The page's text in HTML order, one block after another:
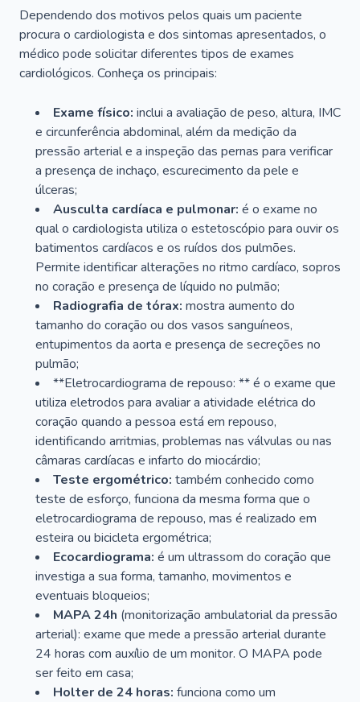
Dependendo dos motivos pelos quais um paciente
procura o cardiologista e dos sintomas apresentados, o
médico pode solicitar diferentes tipos de exames
cardiológicos. Conheça os principais:
Exame físico: inclui a avaliação de peso, altura, IMC
e circunferência abdominal, além da medição da
pressão arterial e a inspeção das pernas para verificar
a presença de inchaço, escurecimento da pele e
úlceras;
Ausculta cardíaca e pulmonar: é o exame no
qual o cardiologista utiliza o estetoscópio para ouvir os
batimentos cardíacos e os ruídos dos pulmões.
Permite identificar alterações no ritmo cardíaco, sopros
no coração e presença de líquido no pulmão;
Radiografia de tórax: mostra aumento do
tamanho do coração ou dos vasos sanguíneos,
entupimentos da aorta e presença de secreções no
pulmão;
**Eletrocardiograma de repouso: ** é o exame que
utiliza eletrodos para avaliar a atividade elétrica do
coração quando a pessoa está em repouso,
identificando arritmias, problemas nas válvulas ou nas
câmaras cardíacas e infarto do miocárdio;
Teste ergométrico: também conhecido como
teste de esforço, funciona da mesma forma que o
eletrocardiograma de repouso, mas é realizado em
esteira ou bicicleta ergométrica;
Ecocardiograma: é um ultrassom do coração que
investiga a sua forma, tamanho, movimentos e
eventuais bloqueios;
MAPA 24h (monitorização ambulatorial da pressão
arterial): exame que mede a pressão arterial durante
24 horas com auxílio de um monitor. O MAPA pode
ser feito em casa;
Holter de 24 horas: funciona como um